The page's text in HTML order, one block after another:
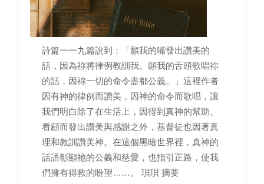
詩篇一一九篇說到：「願我的嘴發出讚美的
話，因為祢將律例教訓我。願我的舌頭歌唱祢
的話，因祢一切的命令盡都公義。」這裡作者
因有神的律例而讚美，因神的命令而歌唱，讓
我們明白除了在生活上，因得到真神的幫助、
看顧而發出讚美與感謝之外，基督徒也因著真
理和教訓讚美神。在這個黑暗世界裡，真神的
話語彰顯祂的公義和慈愛，也指引正路，使我
們擁有得救的盼望……。 珼珼 摘要